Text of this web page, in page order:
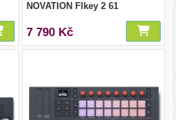
NOVATION Flkey 2 61
7 790 Kč